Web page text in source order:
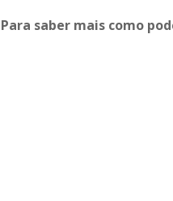
Para saber mais como